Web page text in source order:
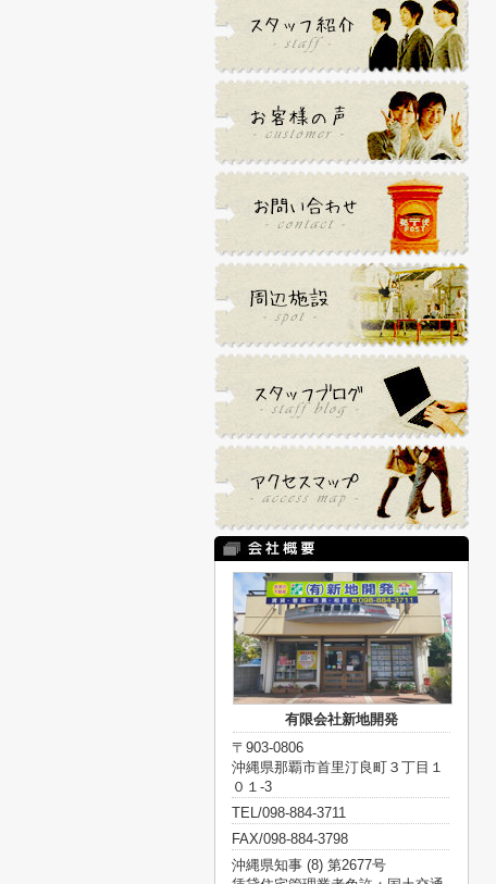
有限会社新地開発
〒903-0806
沖縄県那覇市首里汀良町３丁目１
０１-3
TEL/098-884-3711
FAX/098-884-3798
沖縄県知事 (8) 第2677号